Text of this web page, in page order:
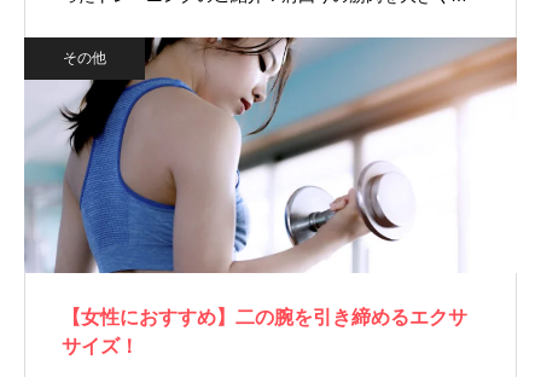
その他
【女性におすすめ】二の腕を引き締めるエクサ
サイズ！